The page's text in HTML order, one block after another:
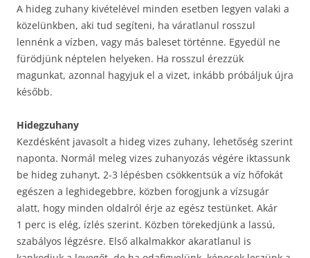
A hideg zuhany kivételével minden esetben legyen valaki a
közelünkben, aki tud segíteni, ha váratlanul rosszul
lennénk a vízben, vagy más baleset történne. Egyedül ne
fürödjünk néptelen helyeken. Ha rosszul érezzük
magunkat, azonnal hagyjuk el a vizet, inkább próbáljuk újra
később.
Hidegzuhany
Kezdésként javasolt a hideg vizes zuhany, lehetőség szerint
naponta. Normál meleg vizes zuhanyozás végére iktassunk
be hideg zuhanyt, 2-3 lépésben csökkentsük a víz hőfokát
egészen a leghidegebbre, közben forogjunk a vízsugár
alatt, hogy minden oldalról érje az egész testünket. Akár
1 perc is elég, ízlés szerint. Közben törekedjünk a lassú,
szabályos légzésre. Első alkalmakkor akaratlanul is